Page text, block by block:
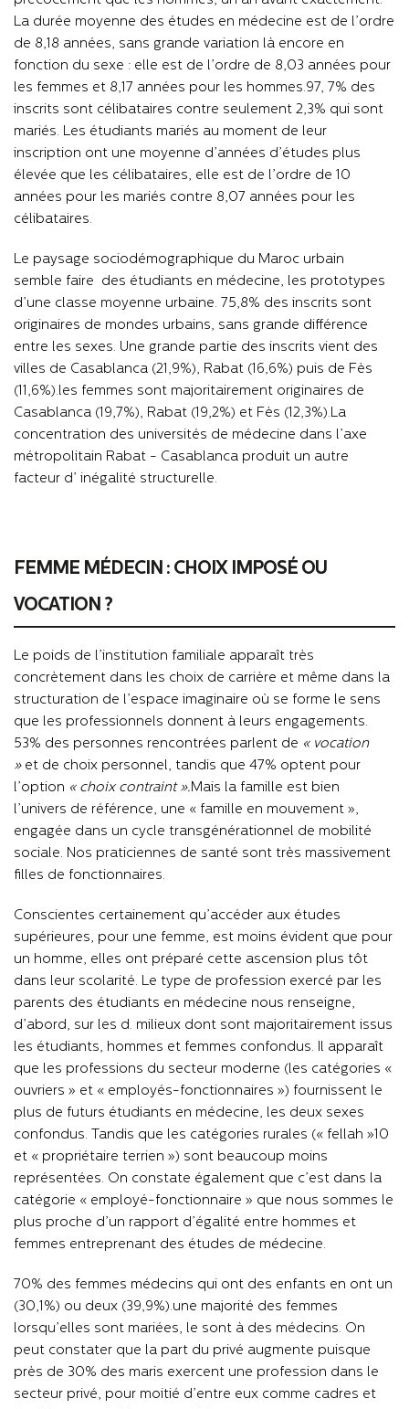
La durée moyenne des études en médecine est de l’ordre
de 8,18 années, sans grande variation là encore en
fonction du sexe : elle est de l’ordre de 8,03 années pour
les femmes et 8,17 années pour les hommes.97, 7% des
inscrits sont célibataires contre seulement 2,3% qui sont
mariés. Les étudiants mariés au moment de leur
inscription ont une moyenne d’années d’études plus
élevée que les célibataires, elle est de l’ordre de 10
années pour les mariés contre 8,07 années pour les
célibataires.
Le paysage sociodémographique du Maroc urbain
semble faire des étudiants en médecine, les prototypes
d’une classe moyenne urbaine. 75,8% des inscrits sont
originaires de mondes urbains, sans grande différence
entre les sexes. Une grande partie des inscrits vient des
villes de Casablanca (21,9%), Rabat (16,6%) puis de Fès
(11,6%).les femmes sont majoritairement originaires de
Casablanca (19,7%), Rabat (19,2%) et Fès (12,3%).La
concentration des universités de médecine dans l’axe
métropolitain Rabat - Casablanca produit un autre
facteur d’ inégalité structurelle.
FEMME MÉDECIN : CHOIX IMPOSÉ OU
VOCATION ?
Le poids de l’institution familiale apparaît très
concrètement dans les choix de carrière et même dans la
structuration de l’espace imaginaire où se forme le sens
que les professionnels donnent à leurs engagements.
53% des personnes rencontrées parlent de « vocation
» et de choix personnel, tandis que 47% optent pour
l’option « choix contraint ».Mais la famille est bien
l’univers de référence, une « famille en mouvement »,
engagée dans un cycle transgénérationnel de mobilité
sociale. Nos praticiennes de santé sont très massivement
filles de fonctionnaires.
Conscientes certainement qu’accéder aux études
supérieures, pour une femme, est moins évident que pour
un homme, elles ont préparé cette ascension plus tôt
dans leur scolarité. Le type de profession exercé par les
parents des étudiants en médecine nous renseigne,
d’abord, sur les d. milieux dont sont majoritairement issus
les étudiants, hommes et femmes confondus. Il apparaît
que les professions du secteur moderne (les catégories «
ouvriers » et « employés-fonctionnaires ») fournissent le
plus de futurs étudiants en médecine, les deux sexes
confondus. Tandis que les catégories rurales (« fellah »10
et « propriétaire terrien ») sont beaucoup moins
représentées. On constate également que c’est dans la
catégorie « employé-fonctionnaire » que nous sommes le
plus proche d’un rapport d’égalité entre hommes et
femmes entreprenant des études de médecine.
70% des femmes médecins qui ont des enfants en ont un
(30,1%) ou deux (39,9%).une majorité des femmes
lorsqu’elles sont mariées, le sont à des médecins. On
peut constater que la part du privé augmente puisque
près de 30% des maris exercent une profession dans le
secteur privé, pour moitié d’entre eux comme cadres et